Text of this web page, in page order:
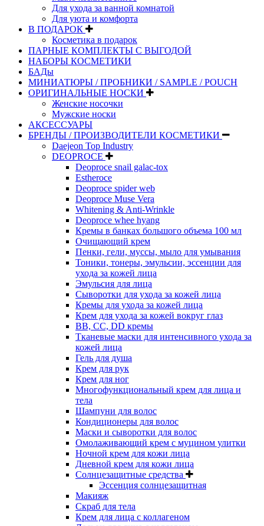
Для ухода за ванной комнатой
Для уюта и комфорта
В ПОДАРОК
Косметика в подарок
ПАРНЫЕ КОМПЛЕКТЫ С ВЫГОДОЙ
НАБОРЫ КОСМЕТИКИ
БАДы
МИНИАТЮРЫ / ПРОБНИКИ / SAMPLE / POUCH
ОРИГИНАЛЬНЫЕ НОСКИ
Женские носочки
Мужские носки
АКСЕССУАРЫ
БРЕНДЫ / ПРОИЗВОДИТЕЛИ КОСМЕТИКИ
Daejeon Top Industry
DEOPROCE
Deoproce snail galac-tox
Estheroce
Deoproce spider web
Deoproce Muse Vera
Whitening & Anti-Wrinkle
Deoproce whee hyang
Кремы в банках большого объема 100 мл
Очищающий крем
Пенки, гели, муссы, мыло для умывания
Тоники, тонеры, эмульсии, эссенции для
ухода за кожей лица
Эмульсия для лица
Сыворотки для ухода за кожей лица
Кремы для ухода за кожей лица
Крем для ухода за кожей вокруг глаз
BB, CC, DD кремы
Тканевые маски для интенсивного ухода за
кожей лица
Гель для душа
Крем для рук
Крем для ног
Многофункциональный крем для лица и
тела
Шампуни для волос
Кондиционеры для волос
Маски и сыворотки для волос
Омолаживающий крем с муцином улитки
Ночной крем для кожи лица
Дневной крем для кожи лица
Солнцезащитные средства
Эссенция солнцезащитная
Макияж
Скраб для тела
Крем для лица с коллагеном